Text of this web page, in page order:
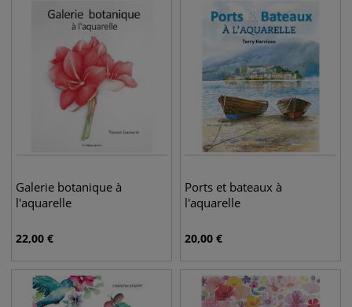
Galerie botanique à
l'aquarelle
22,00 €
Ports et bateaux à
l'aquarelle
20,00 €